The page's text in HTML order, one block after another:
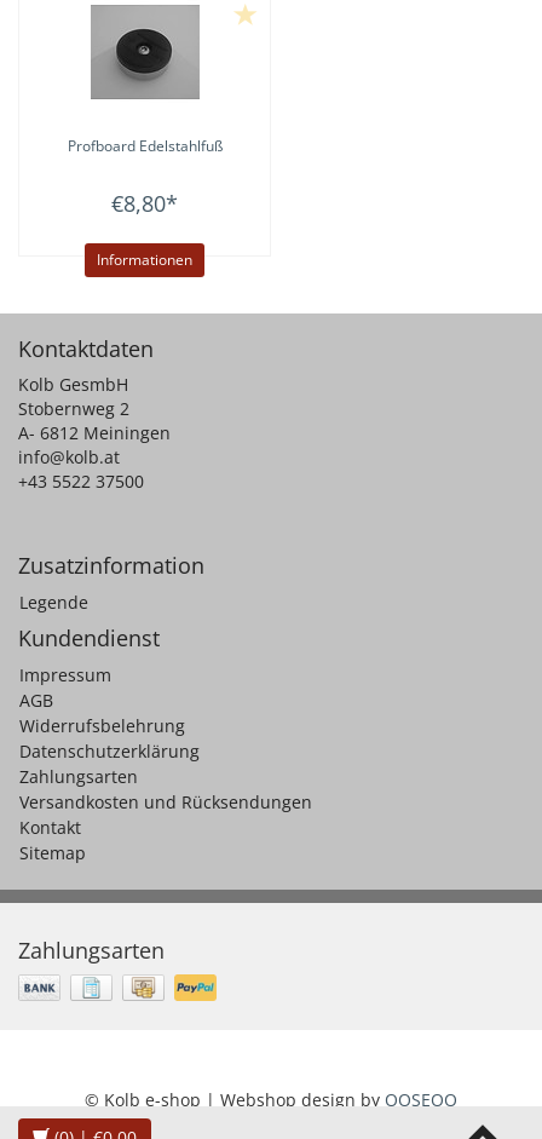
ProfboardEdelstahlfuß
€8,80*
Informationen
Kontaktdaten
Kolb GesmbH
Stobernweg 2
A- 6812 Meiningen
info@kolb.at
+43 5522 37500
Zusatzinformation
Legende
Kundendienst
Impressum
AGB
Widerrufsbelehrung
Datenschutzerklärung
Zahlungsarten
Versandkosten und Rücksendungen
Kontakt
Sitemap
Zahlungsarten
© Kolb e-shop | Webshop design by OOSEOO